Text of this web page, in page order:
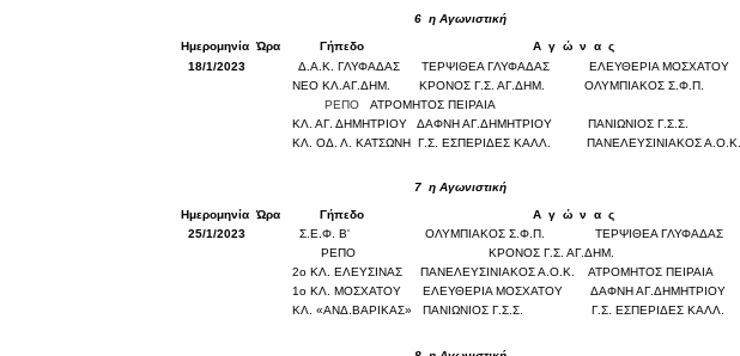
6 η Αγωνιστική
Ημερομηνία Ώρα Γήπεδο Α γ ώ ν α ς
18/1/2023
Δ.Α.Κ. ΓΛΥΦΑΔΑΣ ΤΕΡΨΙΘΕΑ ΓΛΥΦΑΔΑΣ ΕΛΕΥΘΕΡΙΑ ΜΟΣΧΑΤΟΥ
ΝΕΟ ΚΛ.ΑΓ.ΔΗΜ.
ΚΡΟΝΟΣ Γ.Σ. ΑΓ.ΔΗΜ. ΟΛΥΜΠΙΑΚΟΣ Σ.Φ.Π.
ΡΕΠΟ ΑΤΡΟΜΗΤΟΣ ΠΕΙΡΑΙΑ
ΚΛ. ΑΓ. ΔΗΜΗΤΡΙΟΥ
ΔΑΦΝΗ ΑΓ.ΔΗΜΗΤΡΙΟΥ ΠΑΝΙΩΝΙΟΣ Γ.Σ.Σ.
ΚΛ. ΟΔ. Λ. ΚΑΤΣΩΝΗ Γ.Σ. ΕΣΠΕΡΙΔΕΣ ΚΑΛΛ. ΠΑΝΕΛΕΥΣΙΝΙΑΚΟΣ Α.Ο.Κ.
7 η Αγωνιστική
Ημερομηνία Ώρα Γήπεδο Α γ ώ ν α ς
25/1/2023
Σ.Ε.Φ. Β' ΟΛΥΜΠΙΑΚΟΣ Σ.Φ.Π. ΤΕΡΨΙΘΕΑ ΓΛΥΦΑΔΑΣ
ΡΕΠΟ
ΚΡΟΝΟΣ Γ.Σ. ΑΓ.ΔΗΜ.
2ο ΚΛ. ΕΛΕΥΣΙΝΑΣ
ΠΑΝΕΛΕΥΣΙΝΙΑΚΟΣ Α.Ο.Κ. ΑΤΡΟΜΗΤΟΣ ΠΕΙΡΑΙΑ
1ο ΚΛ. ΜΟΣΧΑΤΟΥ
ΕΛΕΥΘΕΡΙΑ ΜΟΣΧΑΤΟΥ ΔΑΦΝΗ ΑΓ.ΔΗΜΗΤΡΙΟΥ
ΚΛ. «ΑΝΔ.ΒΑΡΙΚΑΣ»
ΠΑΝΙΩΝΙΟΣ Γ.Σ.Σ. Γ.Σ. ΕΣΠΕΡΙΔΕΣ ΚΑΛΛ.